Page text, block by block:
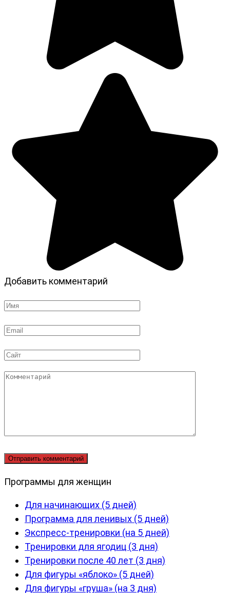
Добавить комментарий
Имя
Email
Сайт
Комментарий
Программы для женщин
Для начинающих (5 дней)
Программа для ленивых (5 дней)
Экспресс-тренировки (на 5 дней)
Тренировки для ягодиц (3 дня)
Тренировки после 40 лет (3 дня)
Для фигуры «яблоко» (5 дней)
Для фигуры «груша» (на 3 дня)